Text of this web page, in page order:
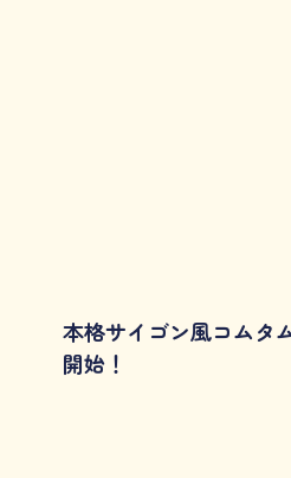
本格サイゴン風コムタ
開始！